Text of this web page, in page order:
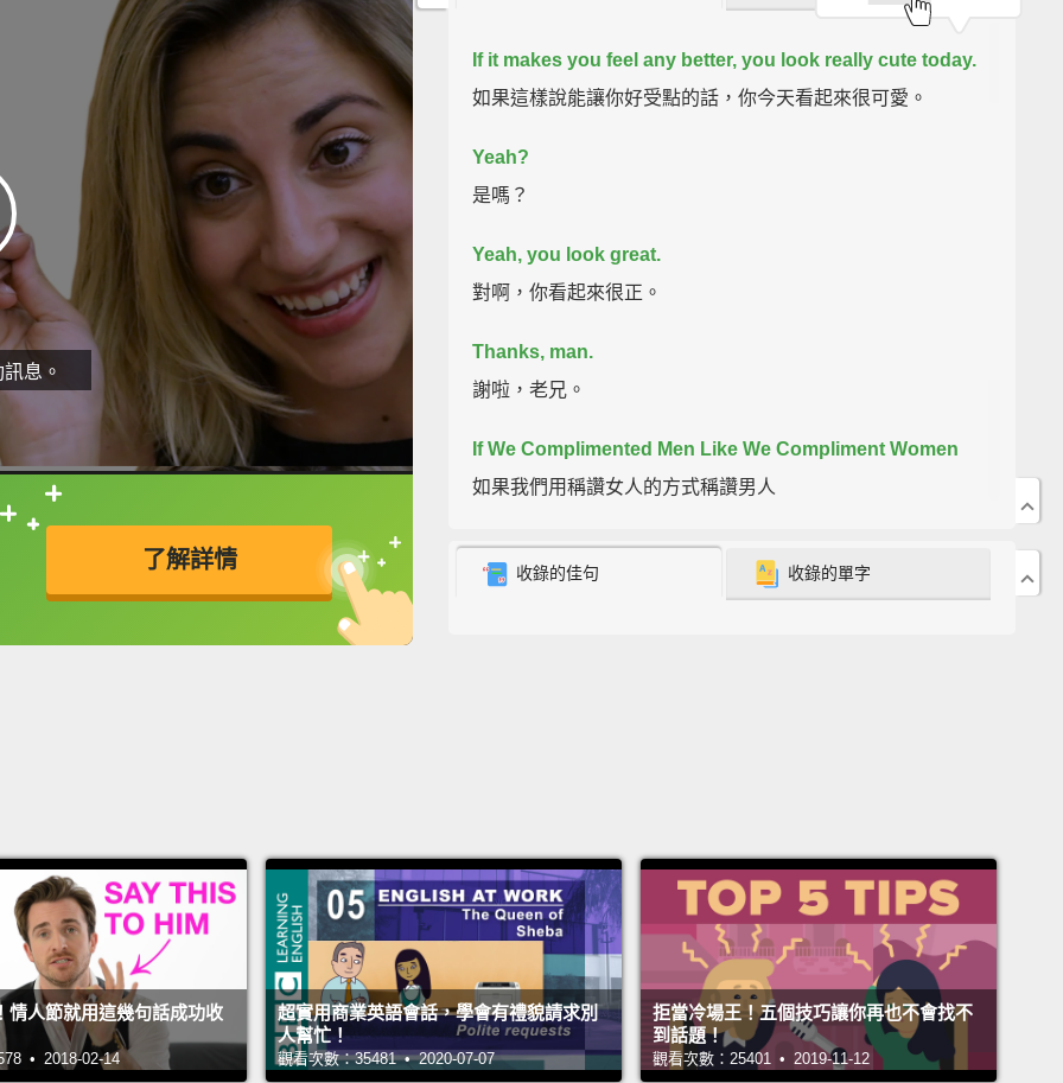
息。
了解詳情
接查字典喔！
英
If it makes you feel any better, you look really cute today.
如果這樣說能讓你好受點的話，你今天看起來很可愛。
Yeah?
是嗎？
Yeah, you look great.
對啊，你看起來很正。
Thanks, man.
謝啦，老兄。
If We Complimented Men Like We Compliment Women
如果我們用稱讚女人的方式稱讚男人
Yeah, I had the whole room in stitches, honestly.
對啊，我讓整房間的人都笑到翻過去，沒在騙。
Justin，那件褲子好適合你喔。
Thanks, man. Appreciate that.
謝啦，老兄。謝謝你那麼說。
You're welcome.
不會。
收錄的佳句 收錄的單字
情人節就用這幾句話成功收
• 2018-02-14
超實用商業英語會話，學會有禮貌請求別
人幫忙！
觀看次數：35481 • 2020-07-07
拒當冷場王！五個技巧讓你再也不會找不
到話題！
觀看次數：25401 • 2019-11-12